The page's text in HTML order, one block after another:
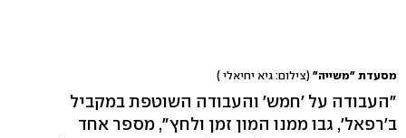
מסעדת "משייה" (צילום: גיא יחיאלי )
"העבודה על 'חמש' והעבודה השוטפת במקביל
ב'רפאל', גבו ממנו המון זמן ולחץ", מספר אחד